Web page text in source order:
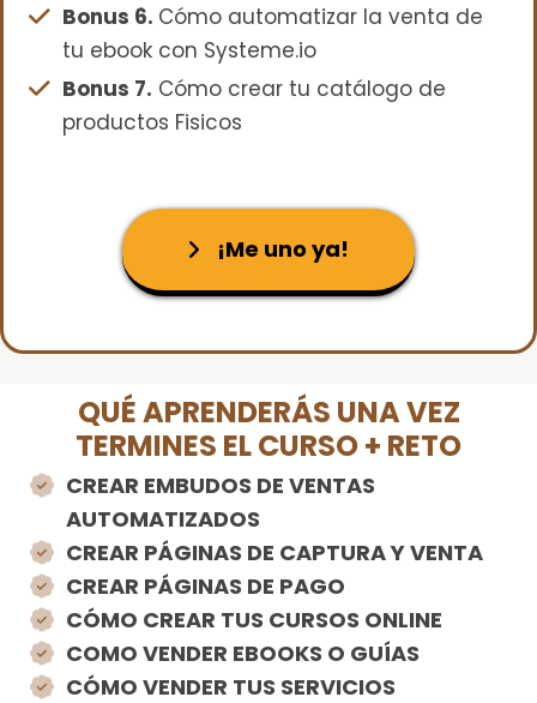
Bonus 6. Cómo automatizar la venta de
tu ebook con Systeme.io
Bonus 7. Cómo crear tu catálogo de
productos Fisicos
¡Me uno ya!
QUÉ APRENDERÁS UNA VEZ
TERMINES EL CURSO + RETO
CREAR EMBUDOS DE VENTAS
AUTOMATIZADOS
CREAR PÁGINAS DE CAPTURA Y VENTA
CREAR PÁGINAS DE PAGO
CÓMO CREAR TUS CURSOS ONLINE
COMO VENDER EBOOKS O GUÍAS
CÓMO VENDER TUS SERVICIOS